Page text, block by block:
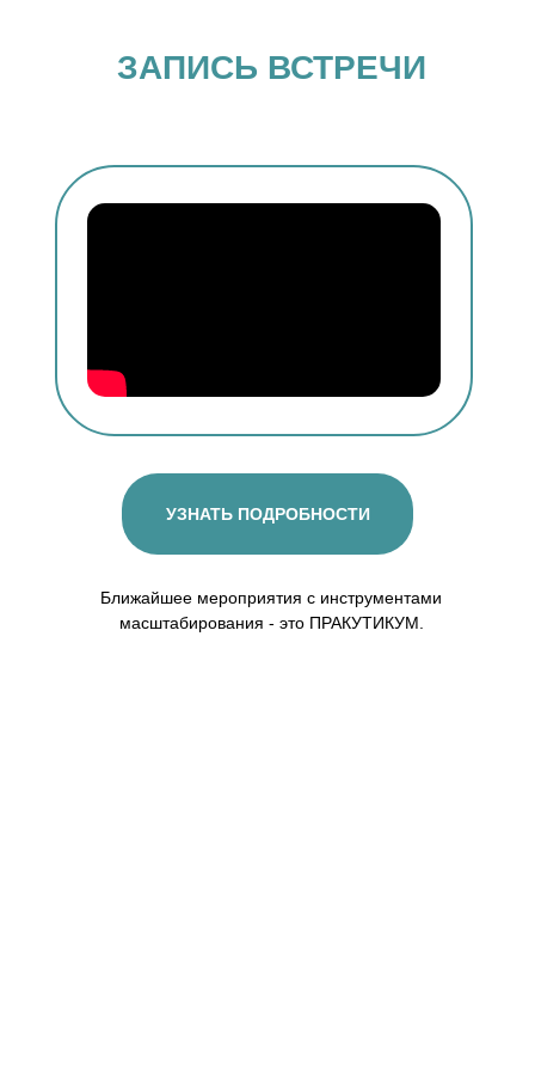
ЗАПИСЬ ВСТРЕЧИ
УЗНАТЬ ПОДРОБНОСТИ
Ближайшее мероприятия с инструментами
масштабирования - это ПРАКУТИКУМ.